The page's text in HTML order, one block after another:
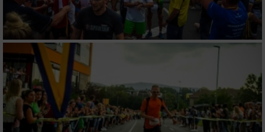
Funktional
Werbung